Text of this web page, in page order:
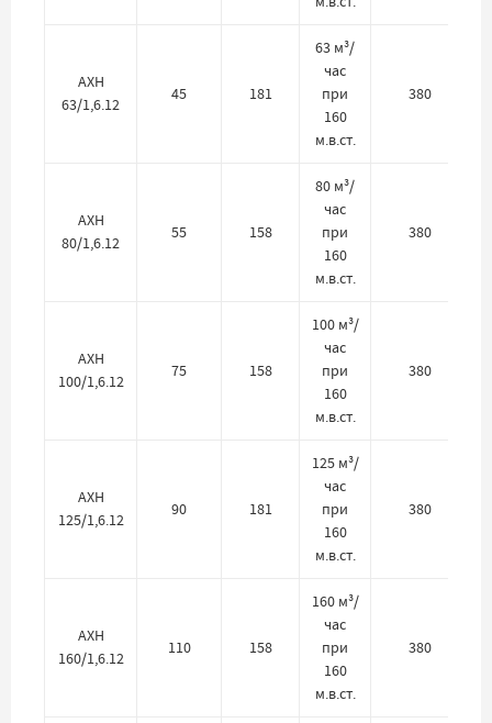
АХН
63/1,6.12
45 181
63 м³/
час
при
160
м.в.ст.
380
АХН
80/1,6.12
55 158
80 м³/
час
при
160
м.в.ст.
380
АХН
100/1,6.12
75 158
100 м³/
час
при
160
м.в.ст.
380
АХН
125/1,6.12
90 181
125 м³/
час
при
160
м.в.ст.
380
АХН
160/1,6.12
110 158
160 м³/
час
при
160
м.в.ст.
380